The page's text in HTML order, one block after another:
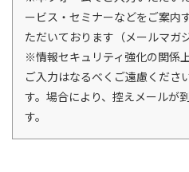
ービス・セミナーなどをご案内
ただいております（メールマガ
※情報セキュリティ強化の関係
ご入力はなるべくご遠慮くださ
す。場合により、控えメールが
す。